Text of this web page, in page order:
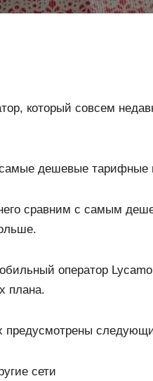
который совсем
дешевые тарифные
сравним с самым
оператор
плана.
предусмотрены
сети